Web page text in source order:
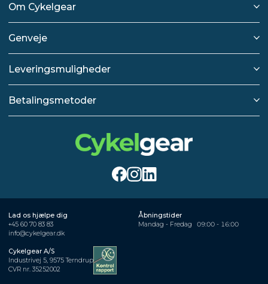
Om Cykelgear
Genveje
Leveringsmuligheder
Betalingsmetoder
Lad os hjælpe dig
+45 60 70 83 83
info@cykelgear.dk
Åbningstider
Mandag - Fredag
09:00 - 16:00
Cykelgear A/S
Industrivej 5, 9575 Terndrup
CVR nr. 35252002